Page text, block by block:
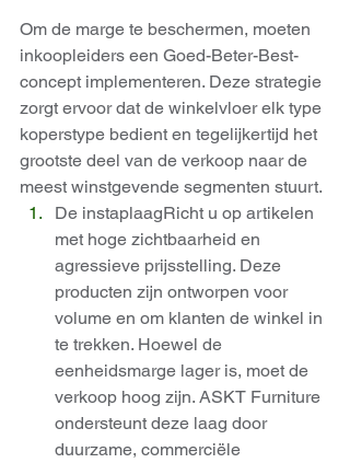
Om de marge te beschermen, moeten
inkoopleiders een Goed-Beter-Best-
concept implementeren. Deze strategie
zorgt ervoor dat de winkelvloer elk type
koperstype bedient en tegelijkertijd het
grootste deel van de verkoop naar de
meest winstgevende segmenten stuurt.
De instaplaagRicht u op artikelen
met hoge zichtbaarheid en
agressieve prijsstelling. Deze
producten zijn ontworpen voor
volume en om klanten de winkel in
te trekken. Hoewel de
eenheidsmarge lager is, moet de
verkoop hoog zijn. ASKT Furniture
ondersteunt deze laag door
duurzame, commerciële